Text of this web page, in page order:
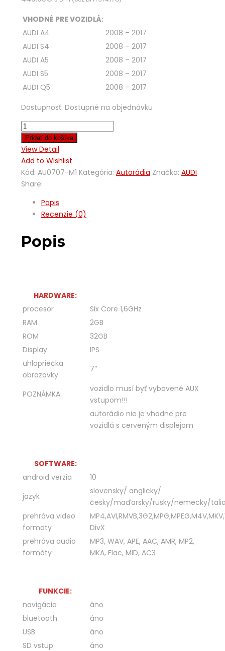
VHODNÉ PRE VOZIDLÁ:
AUDI A4
2008 – 2017
AUDI S4
2008 – 2017
AUDI A5
2008 – 2017
AUDI S5
2008 – 2017
AUDI Q5
2008 – 2017
Dostupnosť: Dostupné na objednávku
Pridať do košíka
View Detail
Add to Wishlist
Kód: AU0707-M1 Kategória: Autorádia Značka: AUDI
Share:
Popis
Recenzie (0)
Popis
HARDWARE:
procesor
Six Core 1,6GHz
RAM
2GB
ROM
32GB
Display
IPS
uhlopriečka
obrazovky
7″
POZNÁMKA:
vozidlo musí byť vybavené AUX
vstupom!!!
autorádio nie je vhodne pre
vozidlá s cerveným displejom
SOFTWARE:
android verzia
10
jazyk
slovensky/ anglicky/
česky/maďarsky/rusky/nemecky/
prehráva video
formaty
DivX
prehráva audio
formáty
MP3, WAV, APE, AAC, AMR, MP2,
MKA, Flac, MID, AC3
FUNKCIE:
navigácia
áno
bluetooth
áno
USB
áno
SD vstup
áno